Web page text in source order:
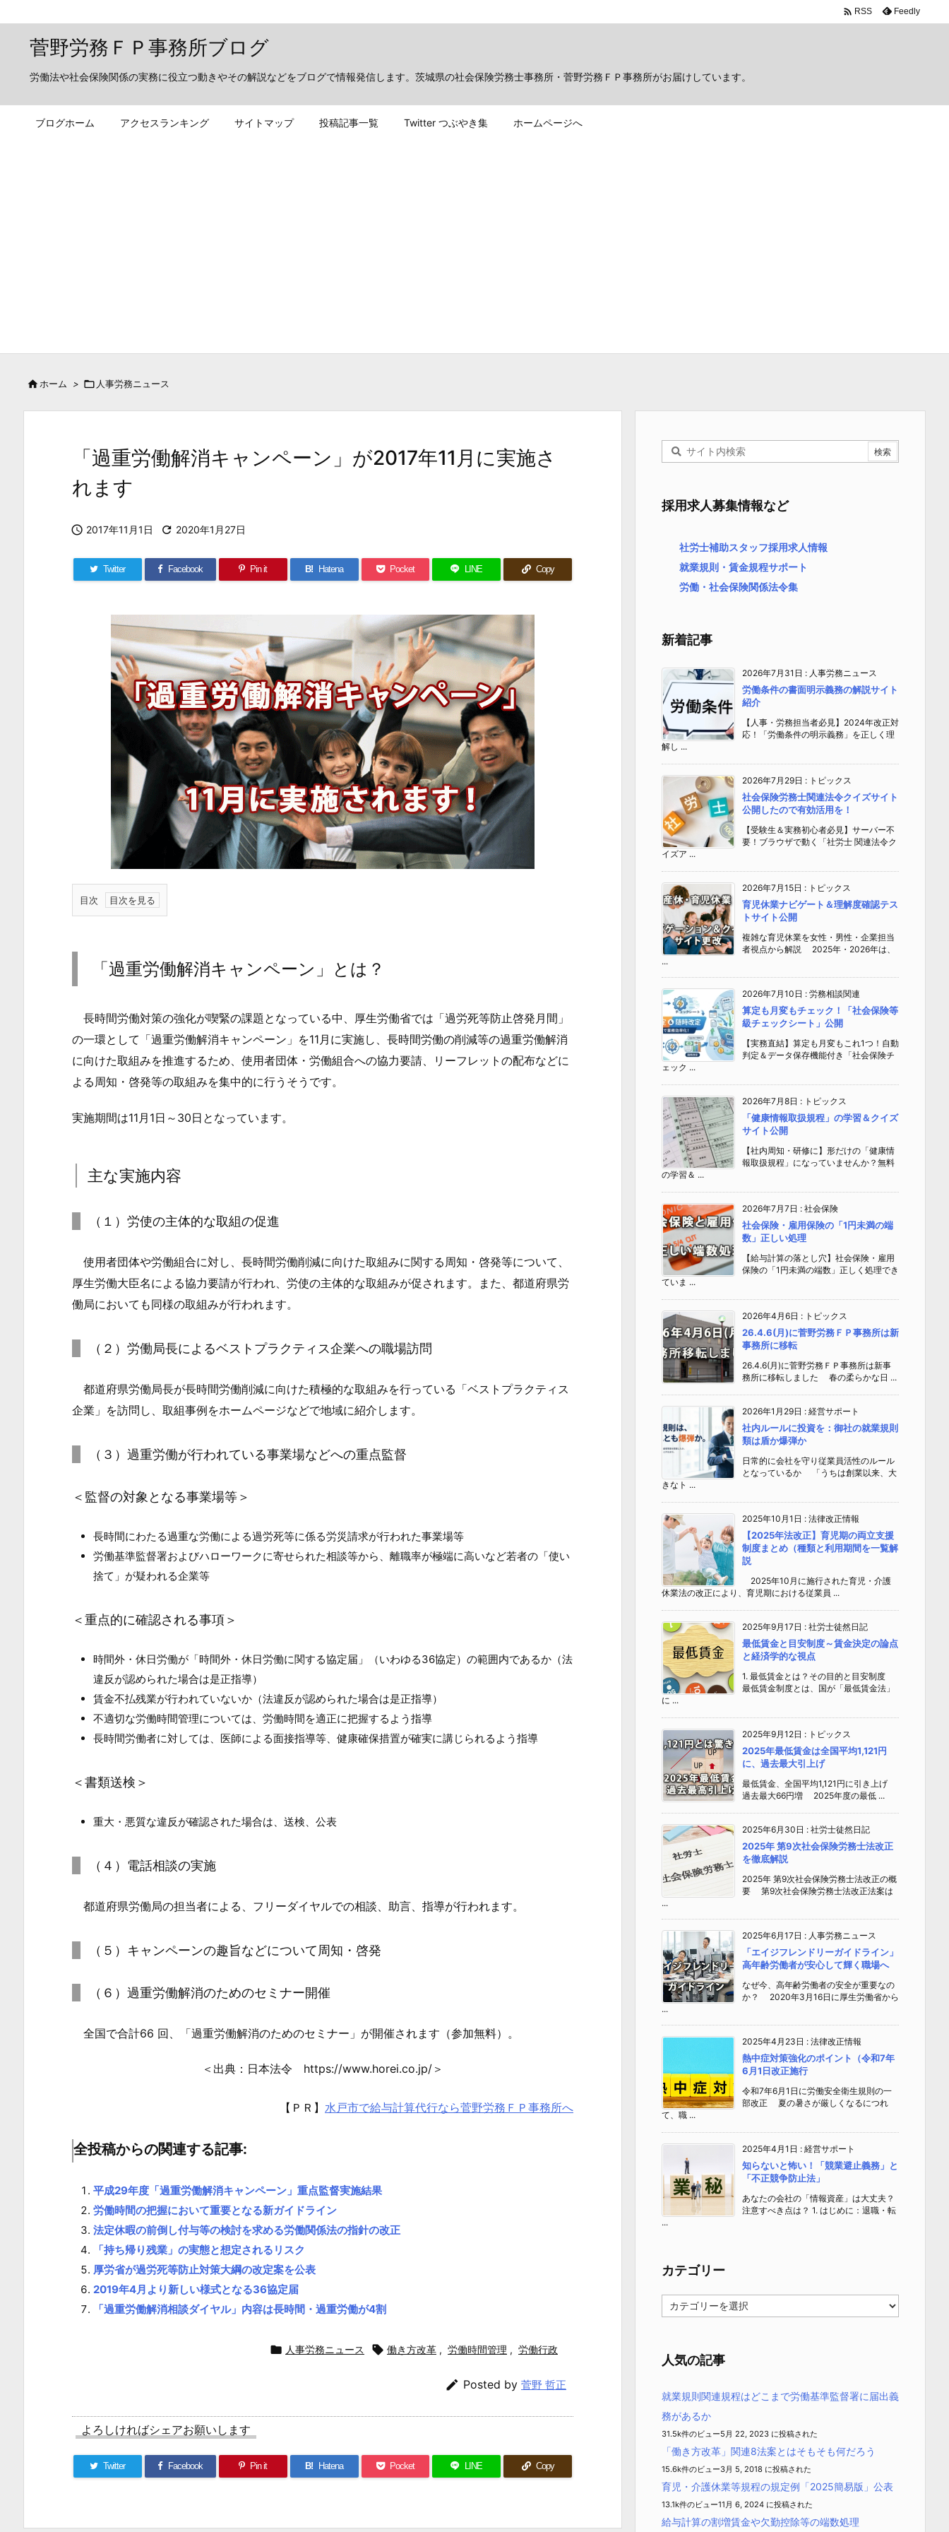
菅野労務ＦＰ事務所ブログ
労働法や社会保険関係の実務に役立つ動きやその解説などをブログで情報発信します。茨城県の社会保険労務士事務所・菅野労務ＦＰ事務所がお届けしています。
ブログホーム アクセスランキング サイトマップ 投稿記事一覧 Twitter つぶやき集 ホームページへ
 RSS Feedly
 ホーム >  人事労務ニュース
「過重労働解消キャンペーン」が2017年11月に実施さ
れます
 2017年11月1日  2020年1月27日
Twitter Facebook Pin it B! Hatena Pocket LINE Copy
目次
1.
解
消
キ
ャ
ペ
と
1.
主
な
容
1.
1.
労
の
体
的
な
組
促
進
1.
1.
2.
労
よ
ベ
ト
ラ
テ
の
場
訪
問
1.
1.
3.
（３）
行
れ
「過重労働解消キャンペーン」とは？
長時間労働対策の強化が喫緊の課題となっている中、厚生労働省では「過労死等防止啓発月間」
の一環として「過重労働解消キャンペーン」を11月に実施し、長時間労働の削減等の過重労働解消
に向けた取組みを推進するため、使用者団体・労働組合への協力要請、リーフレットの配布などに
よる周知・啓発等の取組みを集中的に行うそうです。
実施期間は11月1日～30日となっています。
主な実施内容
（１）労使の主体的な取組の促進
使用者団体や労働組合に対し、長時間労働削減に向けた取組みに関する周知・啓発等について、
厚生労働大臣名による協力要請が行われ、労使の主体的な取組みが促されます。また、都道府県労
働局においても同様の取組みが行われます。
（２）労働局長によるベストプラクティス企業への職場訪問
都道府県労働局長が長時間労働削減に向けた積極的な取組みを行っている「ベストプラクティス
企業」を訪問し、取組事例をホームページなどで地域に紹介します。
（３）過重労働が行われている事業場などへの重点監督
＜監督の対象となる事業場等＞
長時間にわたる過重な労働による過労死等に係る労災請求が行われた事業場等
労働基準監督署およびハローワークに寄せられた相談等から、離職率が極端に高いなど若者の「使い
捨て」が疑われる企業等
＜重点的に確認される事項＞
時間外・休日労働が「時間外・休日労働に関する協定届」（いわゆる36協定）の範囲内であるか（法
違反が認められた場合は是正指導）
賃金不払残業が行われていないか（法違反が認められた場合は是正指導）
不適切な労働時間管理については、労働時間を適正に把握するよう指導
長時間労働者に対しては、医師による面接指導等、健康確保措置が確実に講じられるよう指導
＜書類送検＞
重大・悪質な違反が確認された場合は、送検、公表
（４）電話相談の実施
都道府県労働局の担当者による、フリーダイヤルでの相談、助言、指導が行われます。
（５）キャンペーンの趣旨などについて周知・啓発
（６）過重労働解消のためのセミナー開催
全国で合計66 回、「過重労働解消のためのセミナー」が開催されます（参加無料）。
＜出典：日本法令 https://www.horei.co.jp/＞
【ＰＲ】 水戸市で給与計算代行なら菅野労務ＦＰ事務所へ
全投稿からの関連する記事:
平成29年度「過重労働解消キャンペーン」重点監督実施結果
労働時間の把握において重要となる新ガイドライン
法定休暇の前倒し付与等の検討を求める労働関係法の指針の改正
「持ち帰り残業」の実態と想定されるリスク
厚労省が過労死等防止対策大綱の改定案を公表
2019年4月より新しい様式となる36協定届
「過重労働解消相談ダイヤル」内容は長時間・過重労働が4割
 人事労務ニュース  働き方改革 , 労働時間管理 , 労働行政
 Posted by 菅野 哲正
よろしければシェアお願いします
Twitter Facebook Pin it B! Hatena Pocket LINE Copy
採用求人募集情報など
社労士補助スタッフ採用求人情報
就業規則・賃金規程サポート
労働・社会保険関係法令集
新着記事
2026年7月31日 : 人事労務ニュース
労働条件の書面明示義務の解説サイト
紹介
【人事・労務担当者必見】2024年改正対
応！「労働条件の明示義務」を正しく理
解し ...
2026年7月29日 : トピックス
社会保険労務士関連法令クイズサイト
公開したので有効活用を！
【受験生＆実務初心者必見】サーバー不
要！ブラウザで動く「社労士 関連法令ク
イズア ...
2026年7月15日 : トピックス
育児休業ナビゲート＆理解度確認テス
トサイト公開
複雑な育児休業を女性・男性・企業担当
者視点から解説 2025年・2026年は、
...
2026年7月10日 : 労務相談関連
算定も月変もチェック！「社会保険等
級チェックシート」公開
【実務直結】算定も月変もこれ1つ！自動
判定＆データ保存機能付き「社会保険チ
ェック ...
2026年7月8日 : トピックス
「健康情報取扱規程」の学習＆クイズ
サイト公開
【社内周知・研修に】形だけの「健康情
報取扱規程」になっていませんか？無料
の学習＆ ...
2026年7月7日 : 社会保険
社会保険・雇用保険の「1円未満の端
数」正しい処理
【給与計算の落とし穴】社会保険・雇用
保険の「1円未満の端数」正しく処理でき
ていま ...
2026年4月6日 : トピックス
26.4.6(月)に菅野労務ＦＰ事務所は新
事務所に移転
26.4.6(月)に菅野労務ＦＰ事務所は新事
務所に移転しました 春の柔らかな日 ...
2026年1月29日 : 経営サポート
社内ルールに投資を：御社の就業規則
類は盾か爆弾か
日常的に会社を守り従業員活性のルール
となっているか 「うちは創業以来、大
きなト ...
2025年10月1日 : 法律改正情報
【2025年法改正】育児期の両立支援
制度まとめ（種類と利用期間を一覧解
説
2025年10月に施行された育児・介護
休業法の改正により、育児期における従業員 ...
2025年9月17日 : 社労士徒然日記
最低賃金と目安制度～賃金決定の論点
と経済学的な視点
1. 最低賃金とは？その目的と目安制度
最低賃金制度とは、国が「最低賃金法」
に ...
2025年9月12日 : トピックス
2025年最低賃金は全国平均1,121円
に、過去最大引上げ
最低賃金、全国平均1,121円に引き上げ
過去最大66円増 2025年度の最低 ...
2025年6月30日 : 社労士徒然日記
2025年 第9次社会保険労務士法改正
を徹底解説
2025年 第9次社会保険労務士法改正の概
要 第9次社会保険労務士法改正法案は
...
2025年6月17日 : 人事労務ニュース
「エイジフレンドリーガイドライン」
高年齢労働者が安心して輝く職場へ
なぜ今、高年齢労働者の安全が重要なの
か？ 2020年3月16日に厚生労働省から
...
2025年4月23日 : 法律改正情報
熱中症対策強化のポイント（令和7年
6月1日改正施行
令和7年6月1日に労働安全衛生規則の一
部改正 夏の暑さが厳しくなるにつれ
て、職 ...
2025年4月1日 : 経営サポート
知らないと怖い！「競業避止義務」と
「不正競争防止法」
あなたの会社の「情報資産」は大丈夫？
注意すべき点は？ 1. はじめに：退職・転
...
カテゴリー
テ
ー
人気の記事
就業規則関連規程はどこまで労働基準監督署に届出義
務があるか
31.5k件のビュー5月 22, 2023 に投稿された
「働き方改革」関連8法案とはそもそも何だろう
15.6k件のビュー3月 5, 2018 に投稿された
育児・介護休業等規程の規定例「2025簡易版」公表
13.1k件のビュー11月 6, 2024 に投稿された
給与計算の割増賃金や欠勤控除等の端数処理